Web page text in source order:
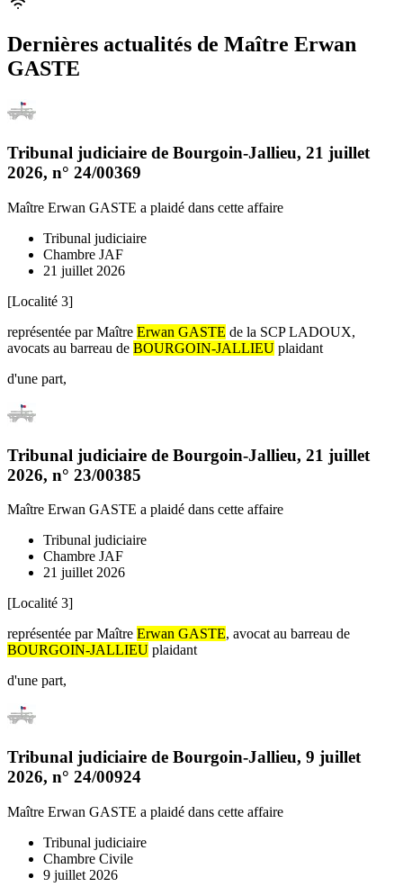
Dernières actualités de Maître Erwan
GASTE
Tribunal judiciaire de Bourgoin-Jallieu, 21 juillet
2026, n° 24/00369
Maître Erwan GASTE a plaidé dans cette affaire
Tribunal judiciaire
Chambre JAF
21 juillet 2026
[Localité 3]
représentée par Maître Erwan GASTE de la SCP LADOUX,
avocats au barreau de BOURGOIN-JALLIEU plaidant
d'une part,
Tribunal judiciaire de Bourgoin-Jallieu, 21 juillet
2026, n° 23/00385
Maître Erwan GASTE a plaidé dans cette affaire
Tribunal judiciaire
Chambre JAF
21 juillet 2026
[Localité 3]
représentée par Maître Erwan GASTE, avocat au barreau de
BOURGOIN-JALLIEU plaidant
d'une part,
Tribunal judiciaire de Bourgoin-Jallieu, 9 juillet
2026, n° 24/00924
Maître Erwan GASTE a plaidé dans cette affaire
Tribunal judiciaire
Chambre Civile
9 juillet 2026